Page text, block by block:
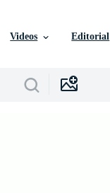
Videos Editorial